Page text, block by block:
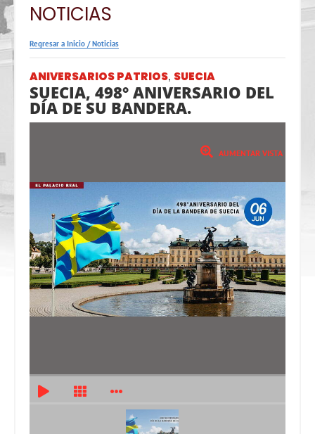
NOTICIAS
Regresar a Inicio /Noticias
ANIVERSARIOS PATRIOS, SUECIA
SUECIA, 498° ANIVERSARIO DEL
DÍA DE SU BANDERA.